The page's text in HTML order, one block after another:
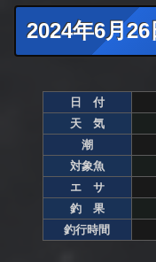
2024年6月
日 付
天 気
潮
対象魚
エ サ
釣 果
釣行時間